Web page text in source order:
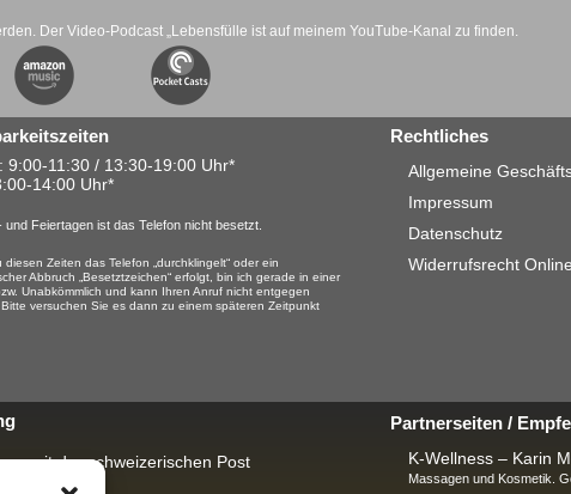
Der Video-Podcast „Lebensfülle ist auf meinem YouTube-Kanal zu finden.
9:00-11:30 / 13:30-19:00 Uhr*
14:00 Uhr*
und Feiertagen ist das Telefon nicht besetzt.
diesen Zeiten das Telefon „durchklingelt“ oder ein
Abbruch „Besetztzeichen“ erfolgt, bin ich gerade in einer
Unabkömmlich und kann Ihren Anruf nicht entgegen
versuchen Sie es dann zu einem späteren Zeitpunkt
Rechtliches
Allgemeine
Impressum
Datenschutz
Widerrufsrecht
mit der schweizerischen Post
Partnerseiten /
K-Wellness – Karin
Massagen und Kosmetik.